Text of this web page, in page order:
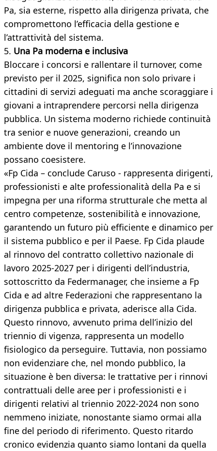
Pa, sia esterne, rispetto alla dirigenza privata, che
compromettono l’efficacia della gestione e
l’attrattività del sistema.
5. Una Pa moderna e inclusiva
Bloccare i concorsi e rallentare il turnover, come
previsto per il 2025, significa non solo privare i
cittadini di servizi adeguati ma anche scoraggiare i
giovani a intraprendere percorsi nella dirigenza
pubblica. Un sistema moderno richiede continuità
tra senior e nuove generazioni, creando un
ambiente dove il mentoring e l’innovazione
possano coesistere.
«Fp Cida – conclude Caruso - rappresenta dirigenti,
professionisti e alte professionalità della Pa e si
impegna per una riforma strutturale che metta al
centro competenze, sostenibilità e innovazione,
garantendo un futuro più efficiente e dinamico per
il sistema pubblico e per il Paese. Fp Cida plaude
al rinnovo del contratto collettivo nazionale di
lavoro 2025-2027 per i dirigenti dell’industria,
sottoscritto da Federmanager, che insieme a Fp
Cida e ad altre Federazioni che rappresentano la
dirigenza pubblica e privata, aderisce alla Cida.
Questo rinnovo, avvenuto prima dell’inizio del
triennio di vigenza, rappresenta un modello
fisiologico da perseguire. Tuttavia, non possiamo
non evidenziare che, nel mondo pubblico, la
situazione è ben diversa: le trattative per i rinnovi
contrattuali delle aree per i professionisti e i
dirigenti relativi al triennio 2022-2024 non sono
nemmeno iniziate, nonostante siamo ormai alla
fine del periodo di riferimento. Questo ritardo
cronico evidenzia quanto siamo lontani da quella